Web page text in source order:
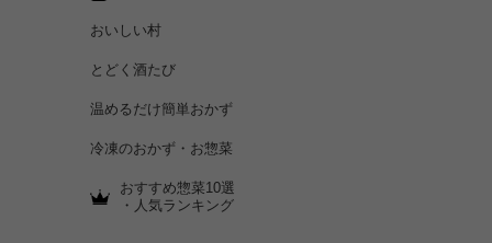
おいしい村
とどく酒たび
温めるだけ簡単おかず
冷凍のおかず・お惣菜
おすすめ惣菜10選
・人気ランキング